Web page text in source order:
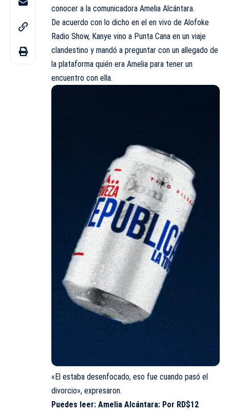
conocer a la comunicadora Amelia Alcántara.
De acuerdo con lo dicho en el en vivo de Alofoke
Radio Show, Kanye vino a Punta Cana en un viaje
clandestino y mandó a preguntar con un allegado de
la plataforma quién era Amelia para tener un
encuentro con ella.
«El estaba desenfocado, eso fue cuando pasó el
divorcio», expresaron.
Puedes leer: Amelia Alcántara: Por RD$12